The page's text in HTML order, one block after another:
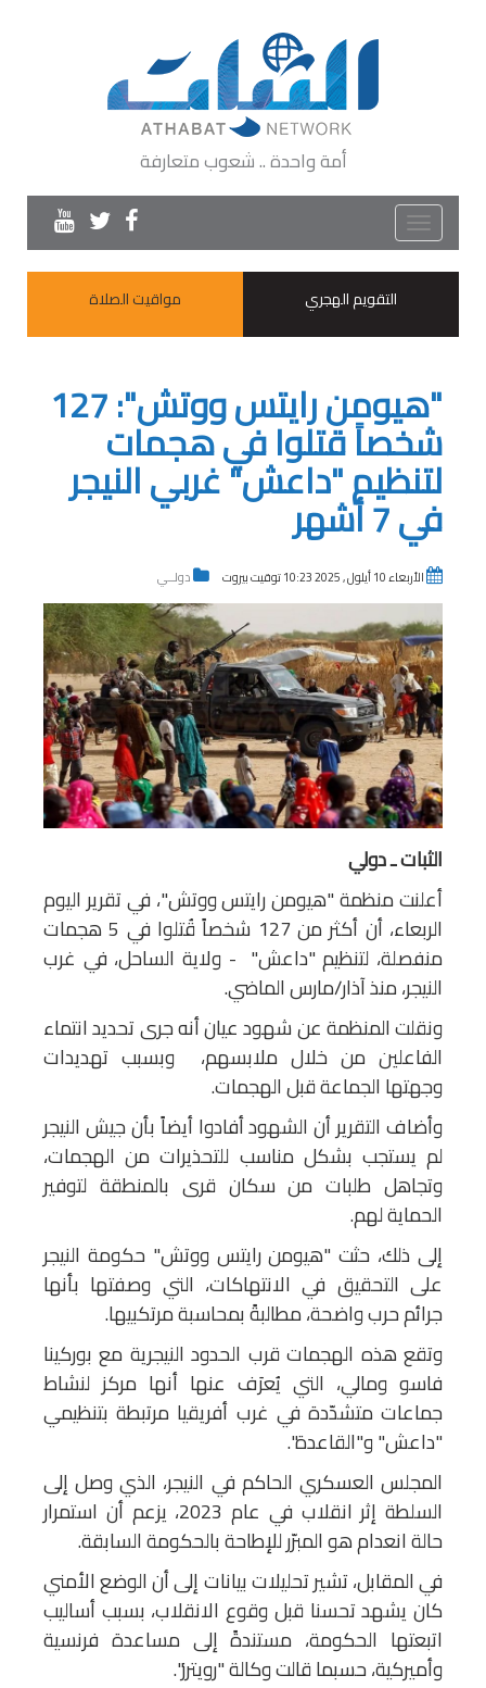
أمة واحدة .. شعوب متعارفة
Toggle
navigation
التقويم الهجري
مواقيت الصلاة
"هيومن رايتس ووتش": 127
شخصاً قتلوا في هجمات
لتنظيم "داعش" غربي النيجر
في 7 أشهر
الأربعاء 10 أيلول , 2025 10:23 توقيت بيروت دولــي
الثبات ـ دولي
أعلنت منظمة "هيومن رايتس ووتش"، في تقرير اليوم
الربعاء، أن أكثر من 127 شخصاً قُتلوا في 5 هجمات
منفصلة، لتنظيم "داعش" - ولاية الساحل، في غرب
النيجر، منذ آذار/مارس الماضي.
ونقلت المنظمة عن شهود عيان أنه جرى تحديد انتماء
الفاعلين من خلال ملابسهم، وبسبب تهديدات
وجهتها الجماعة قبل الهجمات.
وأضاف التقرير أن الشهود أفادوا أيضاً بأن جيش النيجر
لم يستجب بشكل مناسب للتحذيرات من الهجمات،
وتجاهل طلبات من سكان قرى بالمنطقة لتوفير
الحماية لهم.
إلى ذلك، حثت "هيومن رايتس ووتش" حكومة النيجر
على التحقيق في الانتهاكات، التي وصفتها بأنها
جرائم حرب واضحة، مطالبةً بمحاسبة مرتكبيها.
وتقع هذه الهجمات قرب الحدود النيجرية مع بوركينا
فاسو ومالي، التي يُعرَف عنها أنها مركز لنشاط
جماعات متشدّدة في غرب أفريقيا مرتبطة بتنظيمي
"داعش" و"القاعدة".
المجلس العسكري الحاكم في النيجر، الذي وصل إلى
السلطة إثر انقلاب في عام 2023، يزعم أن استمرار
حالة انعدام هو المبرّر للإطاحة بالحكومة السابقة.
في المقابل، تشير تحليلات بيانات إلى أن الوضع الأمني
كان يشهد تحسنا قبل وقوع الانقلاب، بسبب أساليب
اتبعتها الحكومة، مستندةً إلى مساعدة فرنسية
وأميركية، حسبما قالت وكالة "رويترز".